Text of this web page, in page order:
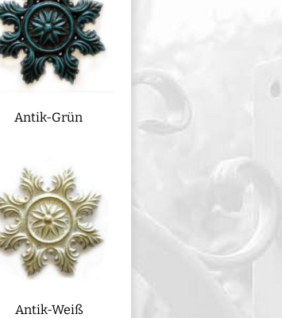
Antik-Grün
Antik-Weiß